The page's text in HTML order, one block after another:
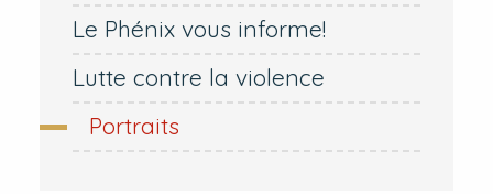
Le Phénix vous informe!
Lutte contre la violence
Portraits